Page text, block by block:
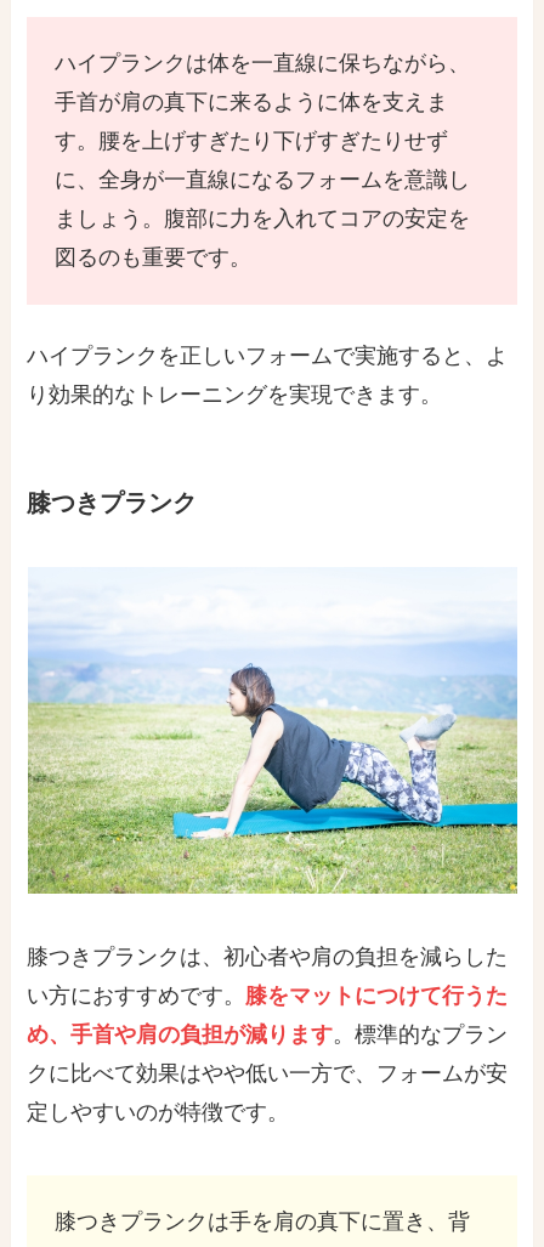
ハイプランクは体を一直線に保ちながら、
手首が肩の真下に来るように体を支えま
す。腰を上げすぎたり下げすぎたりせず
に、全身が一直線になるフォームを意識し
ましょう。腹部に力を入れてコアの安定を
図るのも重要です。
ハイプランクを正しいフォームで実施すると、よ
り効果的なトレーニングを実現できます。
膝つきプランク
膝つきプランクは、初心者や肩の負担を減らした
い方におすすめです。 膝をマットにつけて行うた
め、手首や肩の負担が減ります。標準的なプラン
クに比べて効果はやや低い一方で、フォームが安
定しやすいのが特徴です。
膝つきプランクは手を肩の真下に置き、背